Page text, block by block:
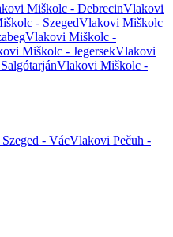
Miškolc - DebrecinVlakovi
- SzegedVlakovi Miškolc
Vlakovi Miškolc -
Miškolc - JegersekVlakovi
Vlakovi Miškolc -
- VácVlakovi Pečuh -